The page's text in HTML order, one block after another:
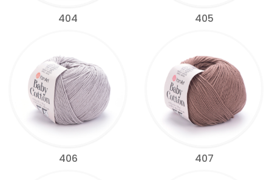
404 405
406 407